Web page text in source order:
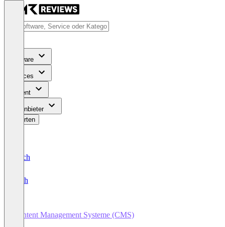
Software
Services
Content
Für Anbieter
Bewerten
Deutsch
English
Content Management Systeme (CMS)